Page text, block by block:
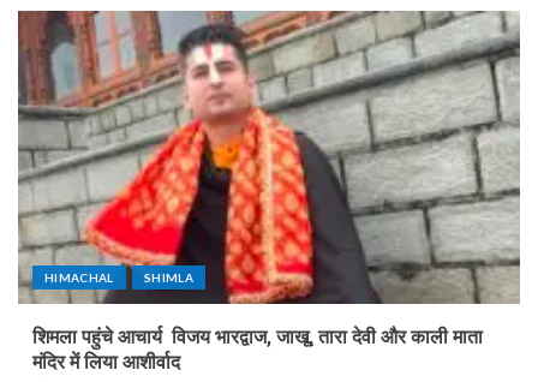
HIMACHAL SHIMLA
शिमला पहुंचे आचार्य विजय भारद्वाज, जाखू, तारा देवी और काली माता
मंदिर में लिया आशीर्वाद